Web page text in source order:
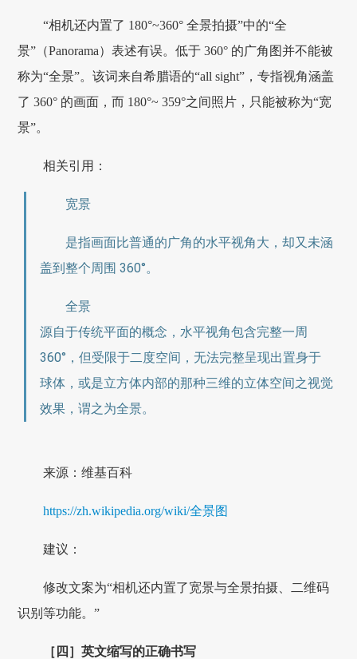
“相机还内置了 180°~360° 全景拍摄”中的“全
景”（Panorama）表述有误。低于 360° 的广角图并不能被
称为“全景”。该词来自希腊语的“all sight”，专指视角涵盖
了 360° 的画面，而 180°~ 359°之间照片，只能被称为“宽
景”。
相关引用：
宽景
是指画面比普通的广角的水平视角大，却又未涵
盖到整个周围 360°。
全景
源自于传统平面的概念，水平视角包含完整一周
360°，但受限于二度空间，无法完整呈现出置身于
球体，或是立方体内部的那种三维的立体空间之视觉
效果，谓之为全景。
来源：维基百科
https://zh.wikipedia.org/wiki/全景图
建议：
修改文案为“相机还内置了宽景与全景拍摄、二维码
识别等功能。”
［四］英文缩写的正确书写